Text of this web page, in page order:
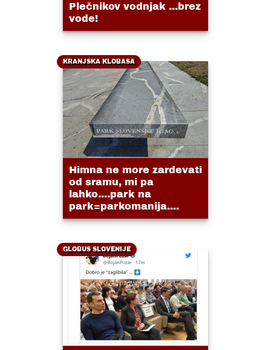
Plečnikov vodnjak ...brez
vode!
KRANJSKA KLOBASA
Himna ne more zardevati
od sramu, mi pa
lahko....park na
park=parkomanija....
GLOBUS SLOVENIJE